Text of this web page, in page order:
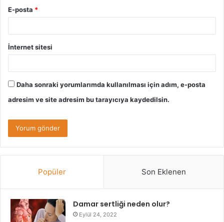
E-posta *
İnternet sitesi
Daha sonraki yorumlarımda kullanılması için adım, e-posta
adresim ve site adresim bu tarayıcıya kaydedilsin.
Popüler Son Eklenen
Damar sertliği neden olur?
Eylül 24, 2022